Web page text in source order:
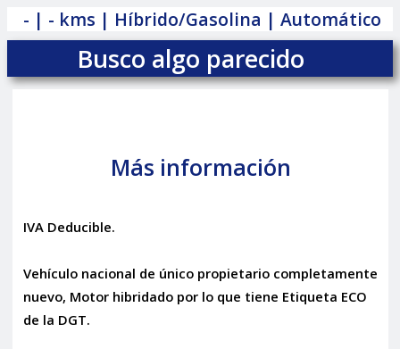
- | - kms | Híbrido/Gasolina | Automático
Busco algo parecido
Más información
IVA Deducible.
Vehículo nacional de único propietario completamente
nuevo, Motor hibridado por lo que tiene Etiqueta ECO
de la DGT.